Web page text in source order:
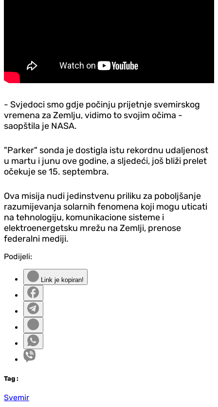
- Svjedoci smo gdje počinju prijetnje svemirskog
vremena za Zemlju, vidimo to svojim očima -
saopštila je NASA.
"Parker" sonda je dostigla istu rekordnu udaljenost
u martu i junu ove godine, a sljedeći, još bliži prelet
očekuje se 15. septembra.
Ova misija nudi jedinstvenu priliku za poboljšanje
razumijevanja solarnih fenomena koji mogu uticati
na tehnologiju, komunikacione sisteme i
elektroenergetsku mrežu na Zemlji, prenose
federalni mediji.
Podijeli:
Link je kopiran!
Tag :
Svemir